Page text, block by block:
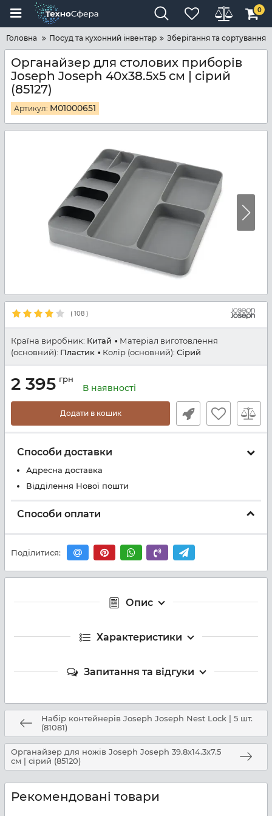
0
Головна Посуд та кухонний інвентар Зберігання та сортування
Органайзер для столових приборів
Joseph Joseph 40х38.5х5 см | сірий
(85127)
Артикул: M01000651
( 108 )
Країна виробник: Китай
Матеріал виготовлення
(основний): Пластик Колір (основний): Сірий
2 395 грн
В наявності
Додати в кошик
Способи доставки
Адресна доставка
Відділення Нової пошти
Способи оплати
Поділитися:
Опис
Характеристики
Запитання та відгуки
Набір контейнерів Joseph Joseph Nest Lock | 5 шт.
(81081)
Органайзер для ножів Joseph Joseph 39.8x14.3x7.5
см | сірий (85120)
Рекомендовані товари